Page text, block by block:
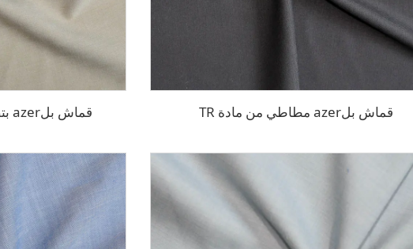
قماش بلazer مطاطي من مادة TR قماش بلazer بتصميم الحبّار من مادة TR